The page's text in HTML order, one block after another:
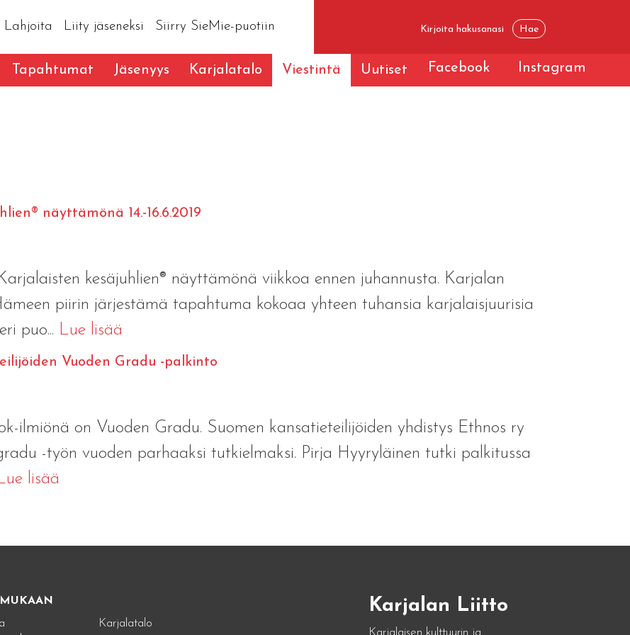
Lahjoita Liity jäseneksi Siirry SieMie-puotiin
Tapahtumat Jäsenyys Karjalatalo Viestintä Uutiset Facebook Instagram
näyttämönä 14.-16.6.2019
kesäjuhlien® näyttämönä viikkoa ennen juhannusta. Karjalan
piirin järjestämä tapahtuma kokoaa yhteen tuhansia karjalaisjuurisia
puo... Lue lisää
Vuoden Gradu -palkinto
ilmiönä on Vuoden Gradu. Suomen kansatieteilijöiden yhdistys Ethnos ry
-työn vuoden parhaaksi tutkielmaksi. Pirja Hyyryläinen tutki palkitussa
lisää
Karjalatalo
Karjalan Liitto
Karjalaisen kulttuurin ja